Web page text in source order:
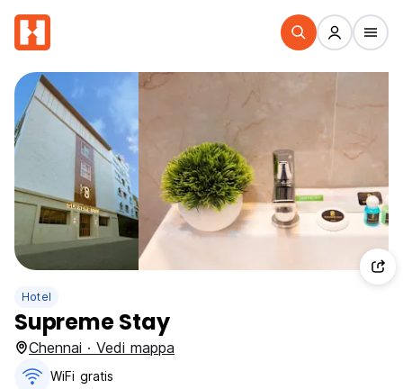
Hotel
Supreme Stay
Chennai · Vedi mappa
WiFi gratis